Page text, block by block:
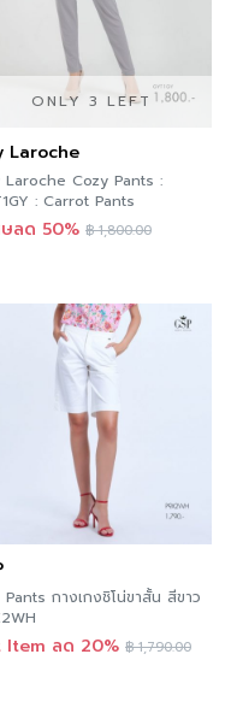
ONLY 3 LEFT
Laroche
Laroche Cozy Pants :
: Carrot Pants
ลด 50% ฿1,800.00
Pants กางเกงชิโน่ขาสั้น สีขาว
Item ลด 20% ฿1,790.00